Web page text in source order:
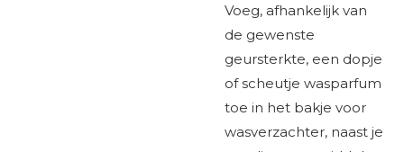
Voeg, afhankelijk van
de gewenste
geursterkte, een dopje
of scheutje wasparfum
toe in het bakje voor
wasverzachter, naast je